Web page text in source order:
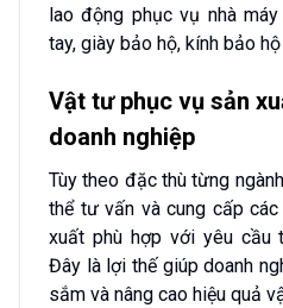
lao động phục vụ nhà
tay, giày bảo hộ, kính bảo
Vật tư phục vụ sản
doanh nghiệp
Tùy theo đặc thù từng
thể tư vấn và cung cấp
xuất phù hợp với yêu cầu
Đây là lợi thế giúp doanh
sắm và nâng cao hiệu quả